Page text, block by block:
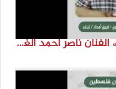
انتماء2021: موال لعيون فلسطين، الفنان ناصر احمد الغزاوي -فريق أمجاد ، لبنان